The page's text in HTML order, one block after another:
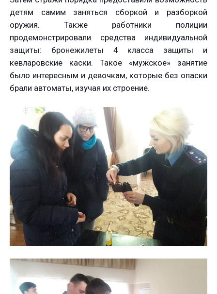
детям самим заняться сборкой и разборкой
оружия. Также работники полиции
продемонстрировали средства индивидуальной
защиты: бронежилеты 4 класса защиты и
кевларовские каски. Такое «мужское» занятие
было интересным и девочкам, которые без опаски
брали автоматы, изучая их строение.